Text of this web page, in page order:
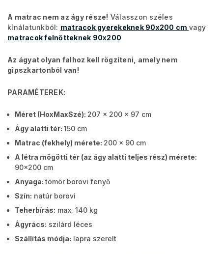
A matrac nem az ágy része! Válasszon széles
kínálatunkból: matracok gyerekeknek 90x200 cm vagy
matracok felnőtteknek 90x200
Az ágyat olyan falhoz kell rögzíteni, amely nem
gipszkartonból van!
PARAMÉTEREK:
Méret (HoxMaxSzé): 207 x 200 x 97 cm
Ágy alatti tér: 150 cm
Matrac (fekhely) mérete: 200 x 90 cm
A létra mögötti tér (az ágy alatti teljes rész) mérete:
90x200 cm
Anyaga: tömör borovi fenyő
Szín: natúr borovi
Teherbírás: max. 140 kg
Ágyrács: szilárd léces
Szállítás módja: lapra szerelt